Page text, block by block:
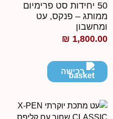
50 יחידות סט פרימיום
ממותג – פנקס, עט
ומחשבון
₪1,800.00
רכישה